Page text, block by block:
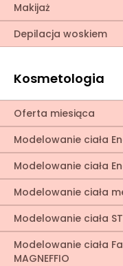
Makijaż
Depilacja woskiem
Kosmetologia
Oferta miesiąca
Modelowanie ciała
Modelowanie ciała
Modelowanie ciała
Modelowanie ciała
Modelowanie ciała
MAGNEFFIO